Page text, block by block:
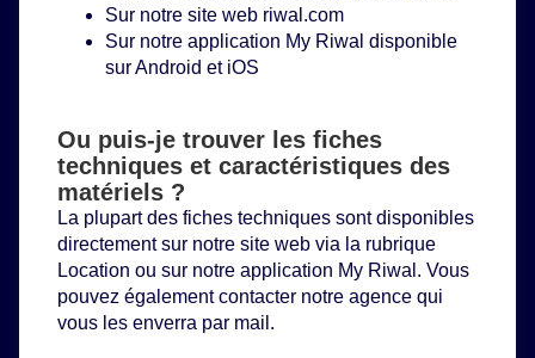
Sur notre site web riwal.com
Sur notre application My Riwal disponible
sur Android et iOS
Ou puis-je trouver les fiches
techniques et caractéristiques des
matériels ?
La plupart des fiches techniques sont disponibles
directement sur notre site web via la rubrique
Location ou sur notre application My Riwal. Vous
pouvez également contacter notre agence qui
vous les enverra par mail.